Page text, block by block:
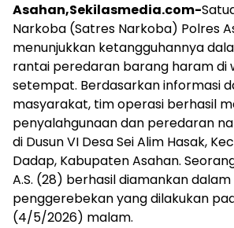
Asahan,Sekilasmedia.com-
Narkoba (Satres Narkoba) Polres
menunjukkan ketangguhannya
rantai peredaran barang haram di
setempat. Berdasarkan informasi
masyarakat, tim operasi berhasil
penyalahgunaan dan peredaran
di Dusun VI Desa Sei Alim Hasak,
Dadap, Kabupaten Asahan.
A.S. (28) berhasil diamankan
penggerebekan yang dilakukan
(4/5/2026) malam.